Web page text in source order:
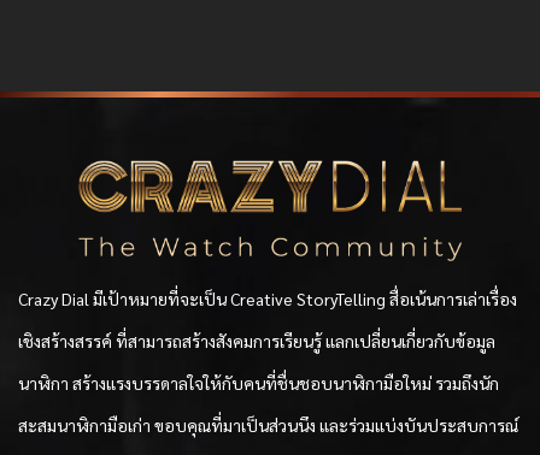
Crazy Dial มีเป้าหมายที่จะเป็น Creative StoryTelling สื่อเน้นการเล่าเรื่อง
เชิงสร้างสรรค์ ที่สามารถสร้างสังคมการเรียนรู้ แลกเปลี่ยนเกี่ยวกับข้อมูล
นาฬิกา สร้างแรงบรรดาลใจให้กับคนที่ชื่นชอบนาฬิกามือใหม่ รวมถึงนัก
สะสมนาฬิกามือเก่า ขอบคุณที่มาเป็นส่วนนึง และร่วมแบ่งบันประสบการณ์